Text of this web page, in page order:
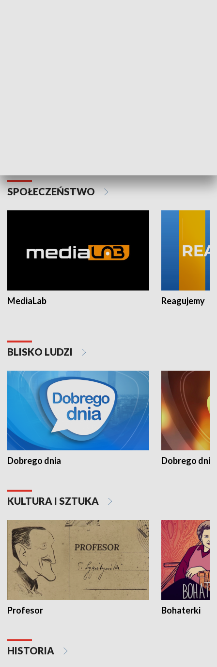
SPOŁECZEŃSTWO
MediaLab Reagujemy
BLISKO LUDZI
Dobrego dnia Dobrego dnia
KULTURA I SZTUKA
Profesor Bohaterki
HISTORIA